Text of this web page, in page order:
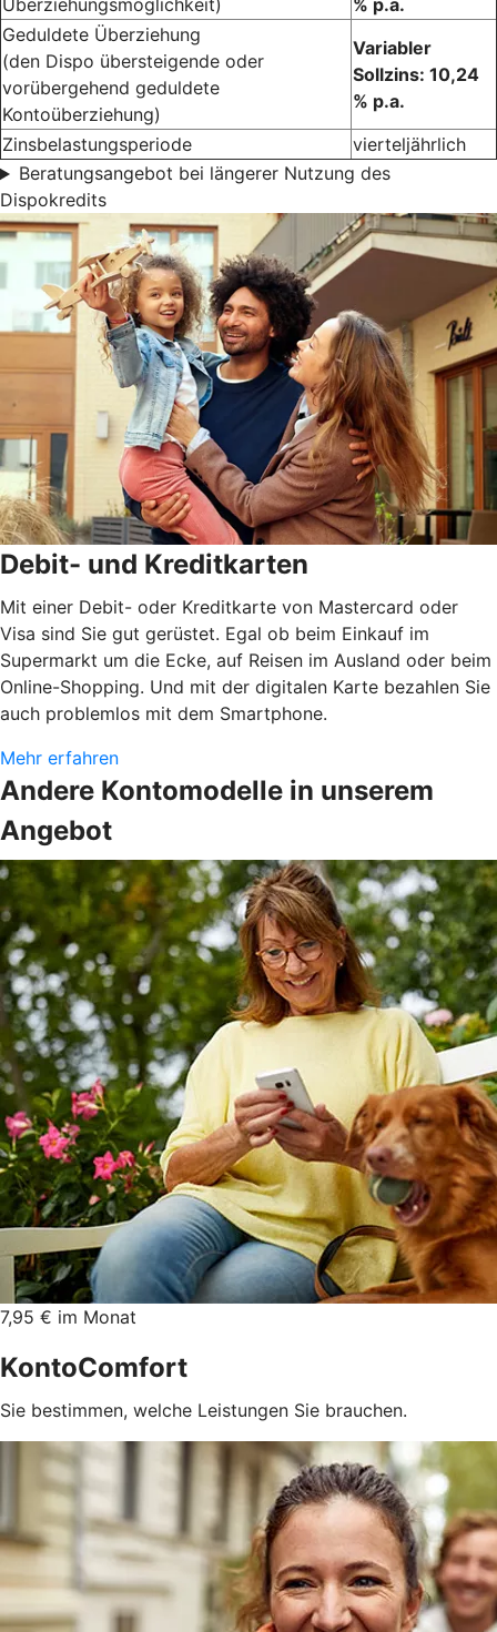
Überziehungsmöglichkeit)
% p.a.
Geduldete Überziehung
(den Dispo übersteigende oder
vorübergehend geduldete
Kontoüberziehung)
Variabler
Sollzins: 10,24
% p.a.
Zinsbelastungsperiode
vierteljährlich
Beratungsangebot bei längerer Nutzung des
Dispokredits
Debit- und Kreditkarten
Mit einer Debit- oder Kreditkarte von Mastercard oder
Visa sind Sie gut gerüstet. Egal ob beim Einkauf im
Supermarkt um die Ecke, auf Reisen im Ausland oder beim
Online-Shopping. Und mit der digitalen Karte bezahlen Sie
auch problemlos mit dem Smartphone.
Mehr erfahren
Andere Kontomodelle in unserem
Angebot
7,95 € im Monat
KontoComfort
Sie bestimmen, welche Leistungen Sie brauchen.